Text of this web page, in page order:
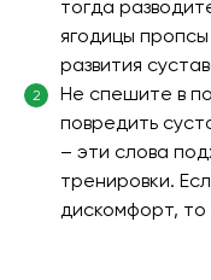
тогда
ягодицы
развития
2
Не спешите в
повредить
– эти слова
тренировки.
дискомфорт,